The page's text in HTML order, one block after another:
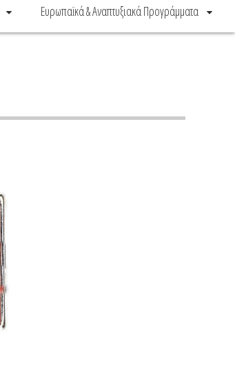
Ευρωπαϊκά & Αναπτυξιακά Προγράμματα